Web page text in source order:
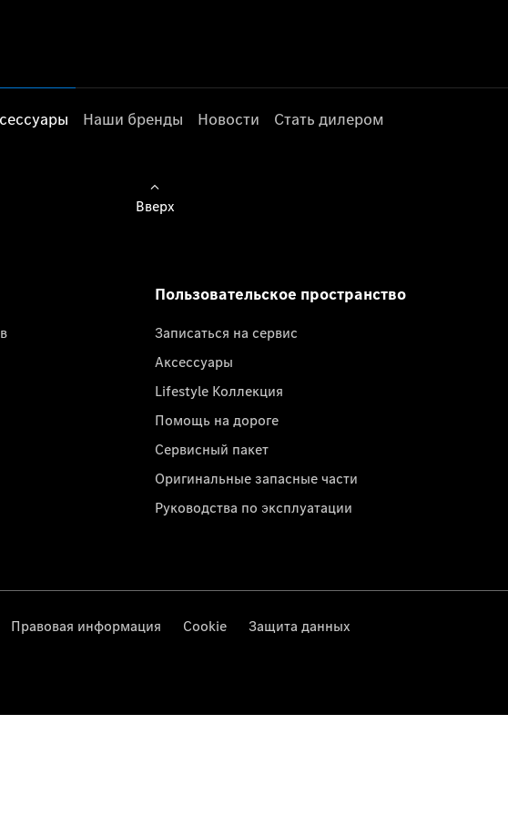
Наши бренды Новости Стать дилером
Вверх
Пользовательское пространство
Записаться на сервис
Аксессуары
Lifestyle Коллекция
Помощь на дороге
Сервисный пакет
Оригинальные запасные части
Руководства по эксплуатации
Правовая информация Cookie Защита данных